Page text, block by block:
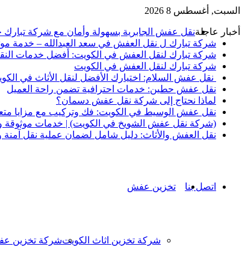
السبت, أغسطس 8 2026
أخبار عاجلةنقل عفش الجابرية بسهولة وأمان مع شركة
شركة تبارك ل نقل العفش في سعد العبدالله – خدمة
شركة تبارك لنقل العفش في الكويت: أفضل خدمات
شركة تبارك لنقل العفش في الكويت
نقل عفش السلام: اختيارك الأفضل لنقل الأثاث في
نقل عفش حطين: خدمات احترافية تضمن راحة العميل
لماذا نحتاج إلى شركة نقل عفش دسمان؟
نقل عفش الوسيط في الكويت: فك وتركيب مع مزايا
(شركة نقل عفش الشويخ في الكويت) | خدمات موثوقة
نقل العفش والأثاث: دليل شامل لضمان عملية نقل آمنة
اتصل بنا تخزين عفش
شركة تخزين اثاث الكويتشركة تخزين